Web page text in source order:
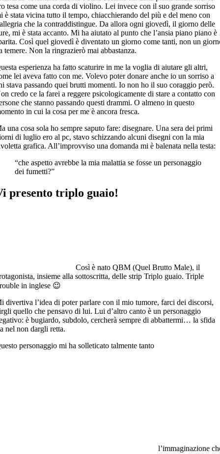
tesa come una corda di violino. Lei invece con il suo grande sorriso
è stata vicina tutto il tempo, chiacchierando del più e del meno con
che la contraddistingue. Da allora ogni giovedì, il giorno delle
mi è stata accanto. Mi ha aiutato al punto che l’ansia piano piano è
Così quel giovedì è diventato un giorno come tanti, non un
temere. Non la ringrazierò mai abbastanza.
esperienza ha fatto scaturire in me la voglia di aiutare gli altri,
lei aveva fatto con me. Volevo poter donare anche io un sorriso a
stava passando quei brutti momenti. Io non ho il suo coraggio però.
credo ce la farei a reggere psicologicamente di stare a contatto con
che stanno passando questi drammi. O almeno in questo
in cui la cosa per me è ancora fresca.
una cosa sola ho sempre saputo fare: disegnare. Una sera dei primi
di luglio ero al pc, stavo schizzando alcuni disegni con la mia
grafica. All’improvviso una domanda mi è balenata nella testa:
“che aspetto avrebbe la mia malattia se fosse un personaggio
dei fumetti?”
presento triplo guaio!
Così è nato QBM (Quel Brutto Male), il
insieme alla sottoscritta, delle strip Triplo guaio. Triple
in inglese 😉
divertiva l’idea di poter parlare con il mio tumore, farci dei discorsi,
quello che pensavo di lui. Lui d’altro canto è un personaggio
è bugiardo, subdolo, cercherà sempre di abbattermi… la sfida
nel non dargli retta.
personaggio mi ha solleticato talmente tanto
l’immaginazione